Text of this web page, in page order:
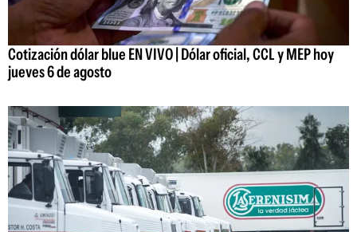
Cotización dólar blue EN VIVO | Dólar oficial, CCL y MEP hoy
jueves 6 de agosto